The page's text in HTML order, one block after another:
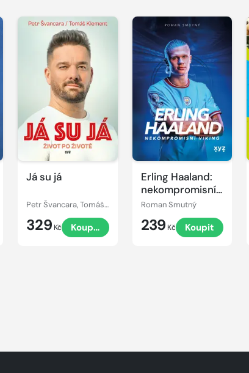
Já su já
Petr Švancara, Tomáš Klement
329 Kč Koupit
Erling Haaland:
nekompromisní
Viking
Roman Smutný
239 Kč Koupit